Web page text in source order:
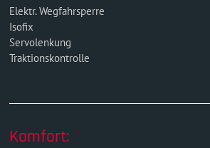
Elektr. Wegfahrsperre
Isofix
Servolenkung
Traktionskontrolle
Komfort: